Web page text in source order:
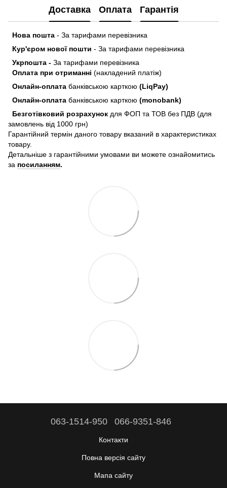
Доставка Оплата Гарантія
Нова пошта - За тарифами перевізника
Кур'єром нової пошти - За тарифами перевізника
Укрпошта - За тарифами перевізника
Оплата при отриманні (накладений платіж)
Онлайн-оплата банківською карткою (LiqPay)
Онлайн-оплата банківською карткою (monobank)
Безготівковий розрахунок для ФОП та ТОВ без ПДВ (для
замовлень від 1000 грн)
Гарантійний термін даного товару вказаний в характеристиках
товару.
Детальніше з гарантійними умовами ви можете ознайомитись
за посиланням.
063-1514-950 066-9351-846
Контакти
Повна версія сайту
Мапа сайту